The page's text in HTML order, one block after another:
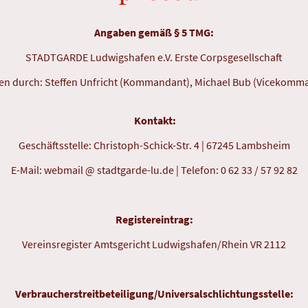
Angaben gemäß § 5 TMG:
STADTGARDE Ludwigshafen e.V. Erste Corpsgesellschaft
durch: Steffen Unfricht (Kommandant), Michael Bub
Kontakt:
Geschäftsstelle: Christoph-Schick-Str. 4 | 67245 Lambsheim
E-Mail: webmail @ stadtgarde-lu.de | Telefon: 0 62 33 / 57 92 82
Registereintrag:
Vereinsregister Amtsgericht Ludwigshafen/Rhein VR 2112
Verbraucherstreitbeteiligung/Universalschlichtungsstelle: